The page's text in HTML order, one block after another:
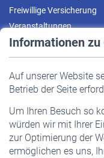
Informationen zu
Auf unserer Website
Betrieb der Seite
Um Ihren Besuch so
würden wir mit Ihrer
zur Optimierung der
ermöglichen es uns,
Freiwillige Versicherung
Veranstaltungen
Pflichtversicherung
Staatliche Förderung
Veranstaltungen